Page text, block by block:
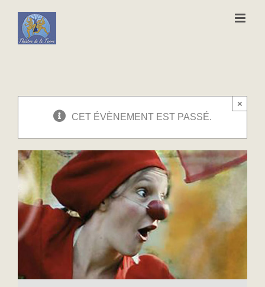
contenu
CET ÉVÈNEMENT EST PASSÉ.
×